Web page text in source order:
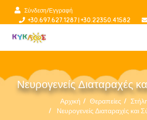
Σύνδεση/Εγγραφή
+30.697.627.1287 | +30.22350.41582
Νευρογενείς Διαταραχές
Αρχική Θεραπείες
Νευρογενείς Διαταραχές και